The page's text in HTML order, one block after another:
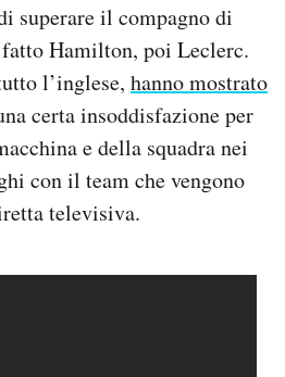
superare il compagno di
Hamilton, poi Leclerc.
l’inglese, hanno mostrato
certa insoddisfazione per
e della squadra nei
con il team che vengono
televisiva.